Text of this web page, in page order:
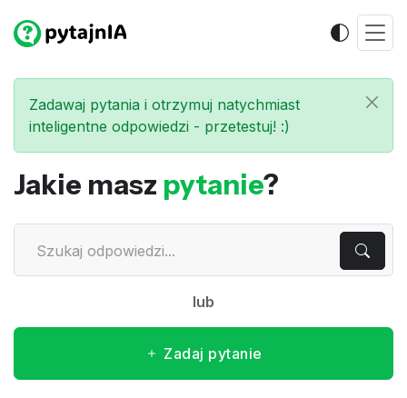
Zadawaj pytania i otrzymuj natychmiast
inteligentne odpowiedzi - przetestuj! :)
Jakie masz pytanie?
lub
Zadaj pytanie